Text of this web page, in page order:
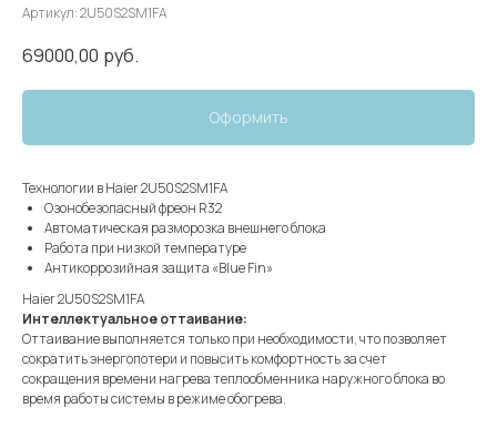
Артикул:2U50S2SM1FA
69000,00 руб.
Оформить
Технологии в Haier 2U50S2SM1FA
Озонобезопасный фреон R32
Автоматическая разморозка внешнего блока
Работа при низкой температуре
Антикоррозийная защита «Blue Fin»
Haier 2U50S2SM1FA
Интеллектуальное оттаивание:
Оттаивание выполняется только при необходимости, что позволяет
сократить энергопотери и повысить комфортность за счет
сокращения времени нагрева теплообменника наружного блока во
время работы системы в режиме обогрева.